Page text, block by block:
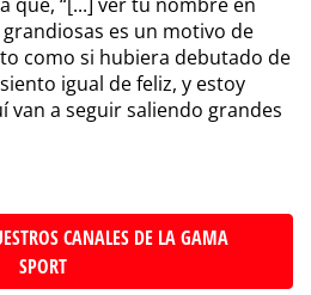
es un motivo de
como si hubiera debutado de
igual de feliz, y estoy
van a seguir saliendo grandes
CANALES DE LA GAMA
SPORT